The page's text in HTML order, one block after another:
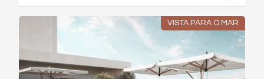
VISTA PARA O MAR